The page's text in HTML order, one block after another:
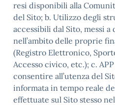
resi disponibili alla
del Sito; b. Utilizzo degli
accessibili dal Sito, messi
nell’ambito delle proprie
(Registro Elettronico,
Accesso civico, etc.); c.
consentire all’utenza del
informata in tempo reale
effettuate sul Sito stesso